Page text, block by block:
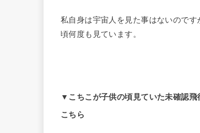
私自身は宇宙人を見た事はないので
頃何度も見ています。
▼こちこが子供の頃見ていた未確認飛
こちら